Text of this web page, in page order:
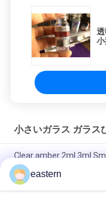
小さいガラス ガラス
Clear amber 2ml 3ml
透明ブラウン色 10ml ガ
イル 注射用
ステロイド注射油のキ
eastern